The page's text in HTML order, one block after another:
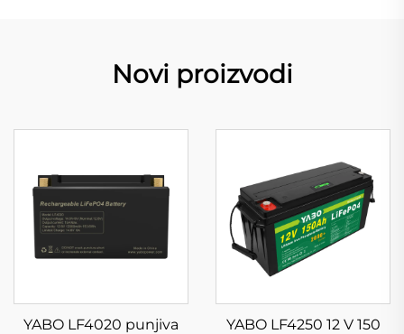
Novi proizvodi
YABO LF4020 punjiva
YABO LF4250 12 V 150